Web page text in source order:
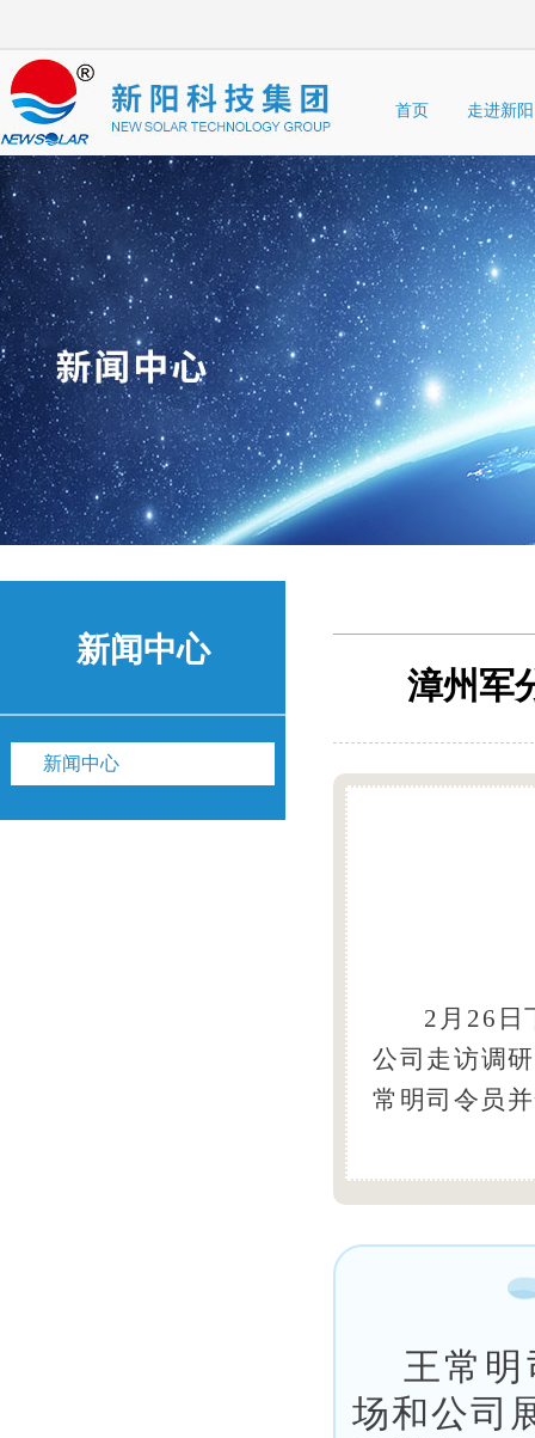
首页 走进新阳
新闻中心
新闻中心
漳州军
2月26日
公司走访调
常明司令员
王常
场和公司